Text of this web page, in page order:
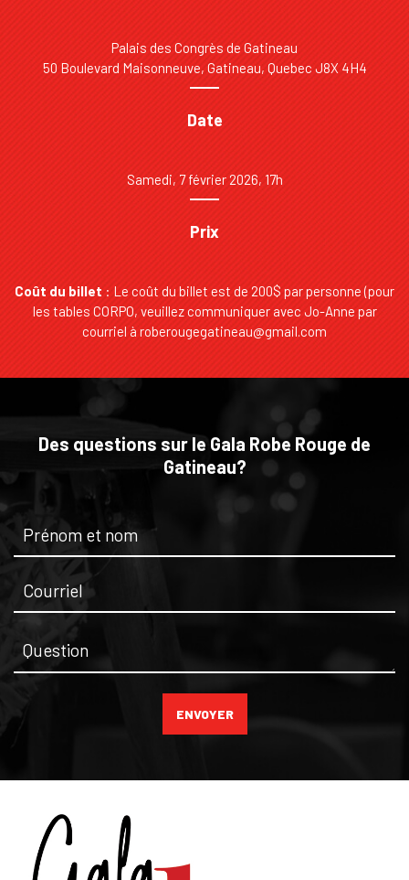
Palais des Congrès de Gatineau
50 Boulevard Maisonneuve, Gatineau, Quebec J8X 4H4
Date
Samedi, 7 février 2026, 17h
Prix
Coût du billet : Le coût du billet est de 200$ par personne (pour
les tables CORPO, veuillez communiquer avec Jo-Anne par
courriel àroberougegatineau@gmail.com
Des questions sur le Gala Robe Rouge de
Gatineau?